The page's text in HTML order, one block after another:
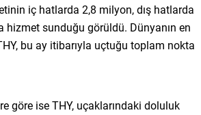
iç hatlarda 2,8 milyon, dış hatlarda
sunduğu görüldü. Dünyanın en
bu ay itibarıyla uçtuğu toplam nokta
göre ise THY, uçaklarındaki doluluk